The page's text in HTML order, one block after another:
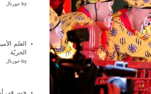
by جورنال
العلم
الحريّة
by جورنال
خبير في